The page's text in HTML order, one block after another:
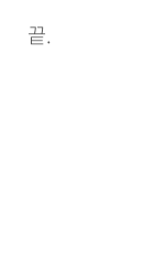
끝.